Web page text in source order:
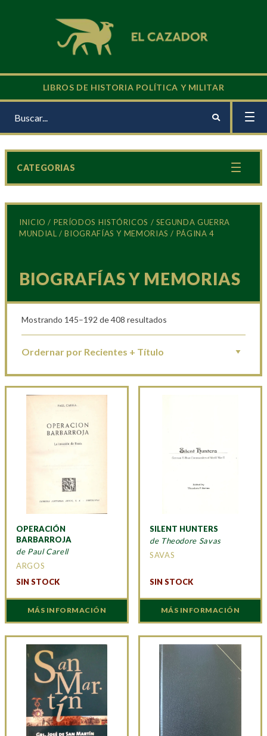
LIBROS DE HISTORIA POLÍTICA Y MILITAR
INICIO / PERÍODOS HISTÓRICOS / SEGUNDA GUERRA
MUNDIAL /BIOGRAFÍAS Y MEMORIAS / PÁGINA 4
BIOGRAFÍAS Y MEMORIAS
Mostrando 145–192 de 408 resultados
OPERACIÓN
BARBARROJA
de Paul Carell
ARGOS
SIN STOCK
MÁS INFORMACIÓN
SILENT HUNTERS
de Theodore Savas
SAVAS
SIN STOCK
MÁS INFORMACIÓN
CATEGORIAS